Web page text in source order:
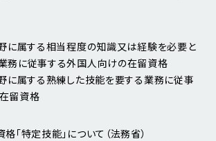
に属する相当程度の知識又は経験を必要と
務に従事する外国人向けの在留資格
に属する熟練した技能を要する業務に従事
留資格
「特定技能」について（法務省）